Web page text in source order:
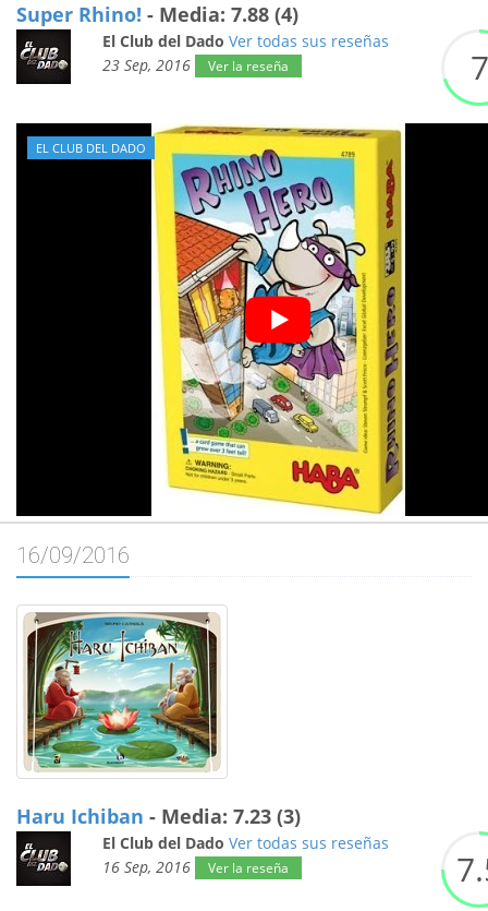
Super Rhino! - Media: 7.88 (4)
El Club del Dado Ver todas sus reseñas
23 Sep, 2016
Ver la reseña 7
EL CLUB DEL DADO
16/09/2016
Haru Ichiban - Media: 7.23 (3)
El Club del Dado Ver todas sus reseñas
16 Sep, 2016
Ver la reseña 7.